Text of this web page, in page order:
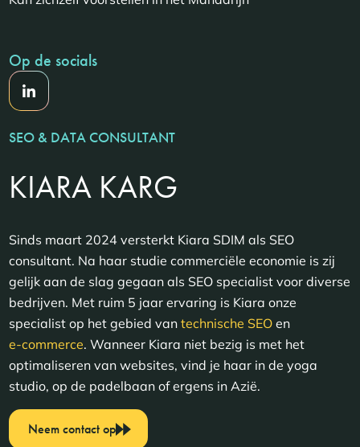
SEO & DATA CONSULTANT
KIARA KARG
Sinds maart 2024 versterkt Kiara SDIM als SEO
consultant. Na haar studie commerciële economie is zij
gelijk aan de slag gegaan als SEO specialist voor diverse
bedrijven. Met ruim 5 jaar ervaring is Kiara onze
specialist op het gebied vantechnische SEO en
e-commerce. Wanneer Kiara niet bezig is met het
optimaliseren van websites, vind je haar in de yoga
studio, op de padelbaan of ergens in Azië.
Neem contact op
Op de socials